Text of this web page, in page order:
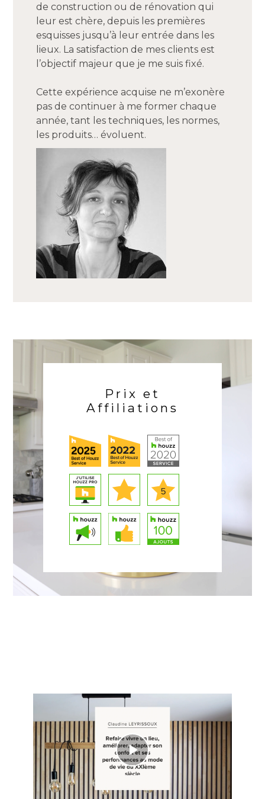
ACCUEIL
RÉALISATIONS
À PROPOS
CONTACT
de construction ou de rénovation qui
leur est chère, depuis les premières
esquisses jusqu’à leur entrée dans les
lieux. La satisfaction de mes clients est
l’objectif majeur que je me suis fixé.
Cette expérience acquise ne m’exonère
pas de continuer à me former chaque
année, tant les techniques, les normes,
les produits… évoluent.
Prix et
Affiliations
Play